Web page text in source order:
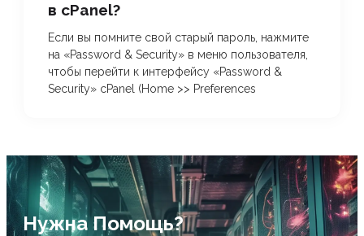
в cPanel?
Если вы помните свой старый пароль, нажмите
на «Password & Security» в меню пользователя,
чтобы перейти к интерфейсу «Password &
Security» cPanel (Home >> Preferences
Нужна Помощь?